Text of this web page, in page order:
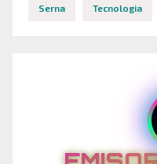
Serna Tecnologia